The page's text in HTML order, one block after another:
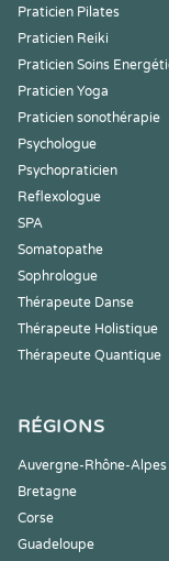
Praticien Pilates
Praticien Reiki
Praticien Soins
Praticien Yoga
Praticien sonothérapie
Psychologue
Psychopraticien
Reflexologue
SPA
Somatopathe
Sophrologue
Thérapeute Danse
Thérapeute Holistique
Thérapeute Quantique
RÉGIONS
Auvergne-Rhône-Alpes
Bretagne
Corse
Guadeloupe